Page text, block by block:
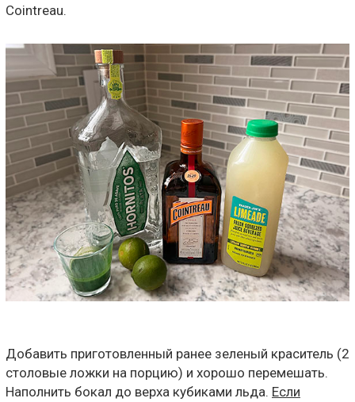
Cointreau.
Добавить приготовленный ранее зеленый краситель (2
столовые ложки на порцию) и хорошо перемешать.
Наполнить бокал до верха кубиками льда. Если